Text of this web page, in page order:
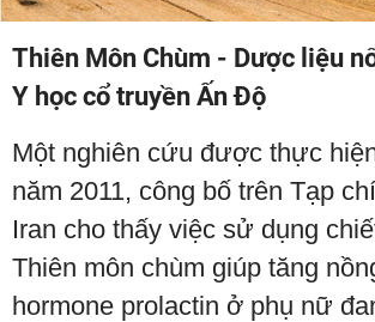
Thiên Môn Chùm - Dược liệu
Y học cổ truyền Ấn Độ
Một nghiên cứu được thực
năm 2011, công bố trên Tạp
Iran cho thấy việc sử dụng
Thiên môn chùm giúp tăng
hormone prolactin ở phụ nữ